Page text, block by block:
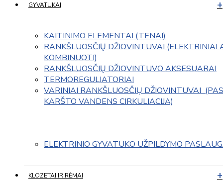
GYVATUKAI
KAITINIMO ELEMENTAI (TENAI)
RANKŠLUOSČIŲ DŽIOVINTUVAI (ELEKTRINIAI
KOMBINUOTI)
RANKŠLUOSČIŲ DŽIOVINTUVO AKSESUARAI
TERMOREGULIATORIAI
VARINIAI RANKŠLUOSČIŲ DŽIOVINTUVAI
KARŠTO VANDENS CIRKULIACIJA)
ELEKTRINIO GYVATUKO UŽPILDYMO
KLOZETAI IR RĖMAI